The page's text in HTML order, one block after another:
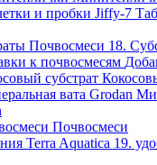
18.
Почвосмеси
19.